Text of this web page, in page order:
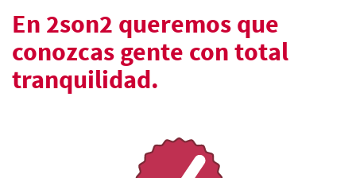
En 2son2 queremos que
conozcas gente con total
tranquilidad.